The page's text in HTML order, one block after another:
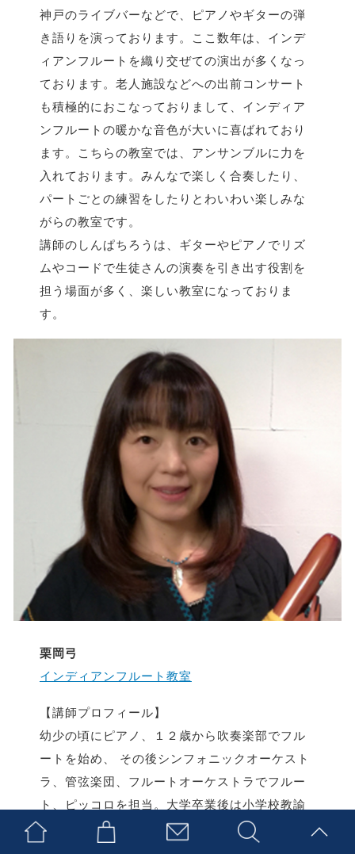
神戸のライブバーなどで、ピアノやギターの弾
き語りを演っております。ここ数年は、インデ
ィアンフルートを織り交ぜての演出が多くなっ
ております。老人施設などへの出前コンサート
も積極的におこなっておりまして、インディア
ンフルートの暖かな音色が大いに喜ばれており
ます。こちらの教室では、アンサンブルに力を
入れております。みんなで楽しく合奏したり、
パートごとの練習をしたりとわいわい楽しみな
がらの教室です。
講師のしんぱちろうは、ギターやピアノでリズ
ムやコードで生徒さんの演奏を引き出す役割を
担う場面が多く、楽しい教室になっておりま
す。
栗岡弓
インディアンフルート教室
【講師プロフィール】
幼少の頃にピアノ、１２歳から吹奏楽部でフル
ートを始め、 その後シンフォニックオーケスト
ラ、管弦楽団、フルートオーケストラでフルー
ト、ピッコロを担当。大学卒業後は小学校教諭
として、リコーダーアンサンブル、鼓笛隊の指